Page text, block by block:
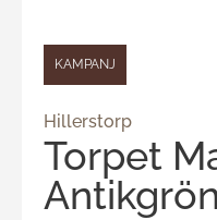
KAMPANJ
Hillerstorp
Torpet
Antikgrön